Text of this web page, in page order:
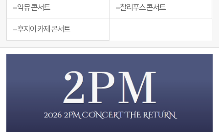
악뮤 콘서트 찰리푸스 콘서트
후지이 카제 콘서트